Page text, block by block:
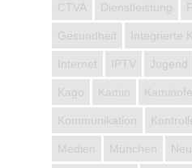
CTVA Dienstleistung
Gesundheit Integrierte
Internet IPTV Jugend
Kago Kamin
Kommunikation
Medien München